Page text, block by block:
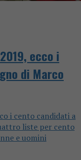
ecco i
di Marco
i cento candidati a
liste per cento
e uomini